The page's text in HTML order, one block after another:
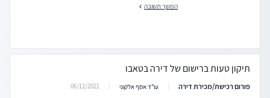
המשך תשובה
תיקון טעות ברישום של דירה בטאבו
פורום רכישת/מכירת דירה עו"ד אסף אלקוני 06/12/2021